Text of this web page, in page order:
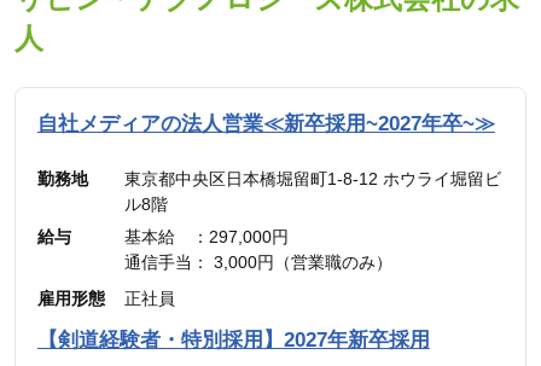
人
自社メディアの法人営業≪新卒採用~2027年卒~≫
勤務地
東京都中央区日本橋堀留町1-8-12 ホウライ堀留ビ
ル8階
給与
基本給 ：297,000円
通信手当： 3,000円（営業職のみ）
———————————
合計 ：300,000円 ＋ インセンティブ
※45時間分の見込み残業代(77,700円)を含む
雇用形態 正社員
【剣道経験者・特別採用】2027年新卒採用